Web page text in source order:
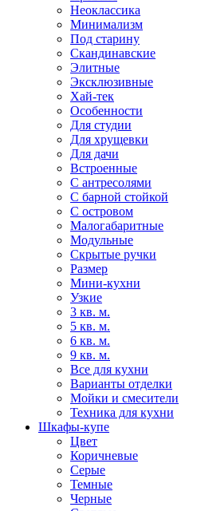
Неоклассика
Минимализм
Под старину
Скандинавские
Элитные
Эксклюзивные
Хай-тек
Особенности
Для студии
Для хрущевки
Для дачи
Встроенные
С антресолями
С барной стойкой
С островом
Малогабаритные
Модульные
Скрытые ручки
Размер
Мини-кухни
Узкие
3 кв. м.
5 кв. м.
6 кв. м.
9 кв. м.
Все для кухни
Варианты отделки
Мойки и смесители
Техника для кухни
Шкафы-купе
Цвет
Коричневые
Серые
Темные
Черные